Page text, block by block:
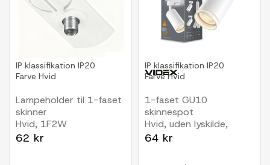
IP klassifikation IP20
Farve Hvid
Lampeholder til 1-faset
skinner
Hvid, 1F2W
62 kr
IP klassifikation IP20
FarveHvid
1-faset GU10
skinnespot
Hvid, uden lyskilde,
1F2W
64 kr